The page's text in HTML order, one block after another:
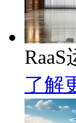
了解